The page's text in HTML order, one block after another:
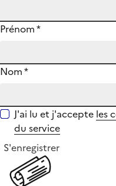
Prénom*
Nom*
J'ai lu et j'accepte les
du service
S'enregistrer